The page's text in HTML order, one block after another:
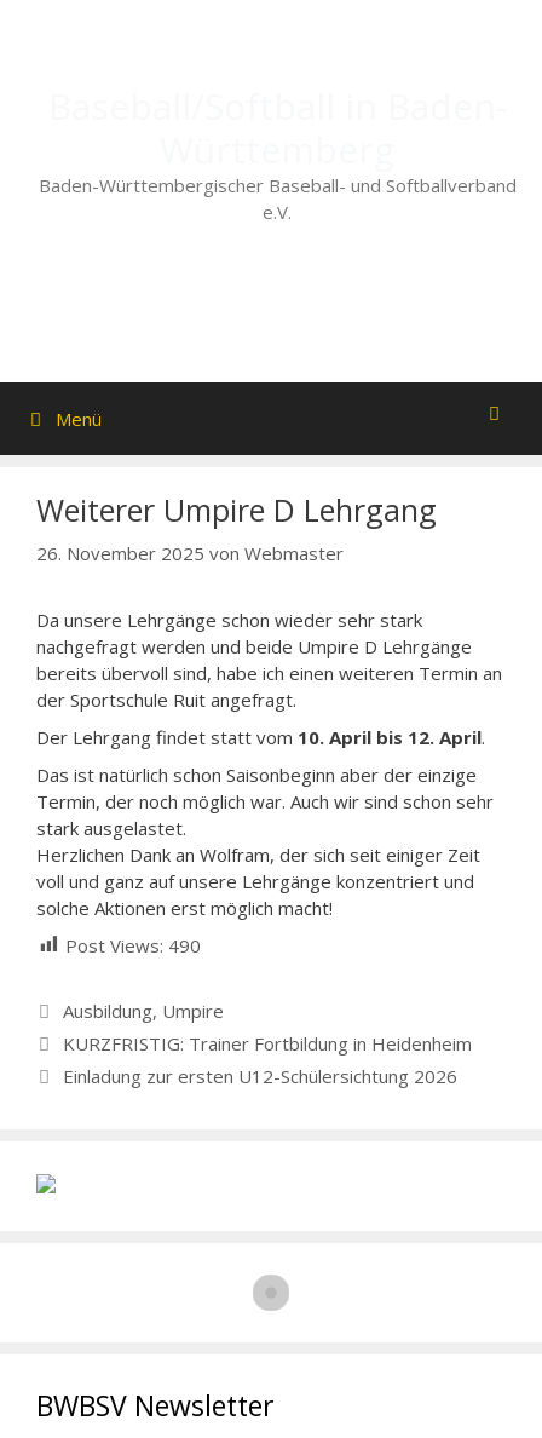
Baden-Württembergischer Baseball- und Softballverband
e.V.
Menü
Weiterer Umpire D Lehrgang
26. November 2025 von Webmaster
Da unsere Lehrgänge schon wieder sehr stark
nachgefragt werden und beide Umpire D Lehrgänge
bereits übervoll sind, habe ich einen weiteren Termin an
der Sportschule Ruit angefragt.
Der Lehrgang findet statt vom 10. April bis 12. April.
Das ist natürlich schon Saisonbeginn aber der einzige
Termin, der noch möglich war. Auch wir sind schon sehr
stark ausgelastet.
Herzlichen Dank an Wolfram, der sich seit einiger Zeit
voll und ganz auf unsere Lehrgänge konzentriert und
solche Aktionen erst möglich macht!
Post Views: 490
Kategorien
Ausbildung, Umpire
KURZFRISTIG: Trainer Fortbildung in Heidenheim
Einladung zur ersten U12-Schülersichtung 2026
BWBSV Newsletter